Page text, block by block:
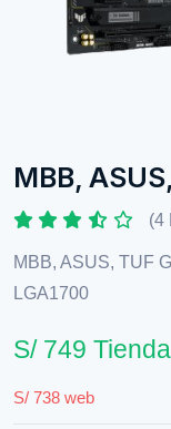
MBB,
(4
MBB, ASUS, TUF
LGA1700
S/ 749 Tienda
S/ 738 web